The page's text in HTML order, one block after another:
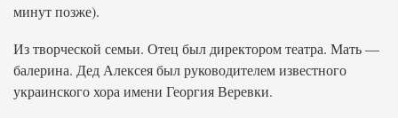
минут позже).
Из творческой семьи. Отец был директором театра. Мать —
балерина. Дед Алексея был руководителем известного
украинского хора имени Георгия Веревки.